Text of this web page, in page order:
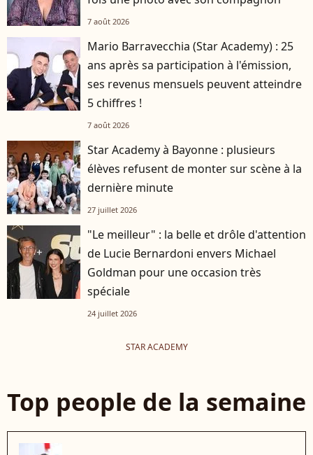
7 août 2026
Mario Barravecchia (Star Academy) : 25
ans après sa participation à l'émission,
ses revenus mensuels peuvent atteindre
5 chiffres !
7 août 2026
Star Academy à Bayonne : plusieurs
élèves refusent de monter sur scène à la
dernière minute
27 juillet 2026
"Le meilleur" : la belle et drôle d'attention
de Lucie Bernardoni envers Michael
Goldman pour une occasion très
spéciale
24 juillet 2026
STAR ACADEMY
Top people de la semaine